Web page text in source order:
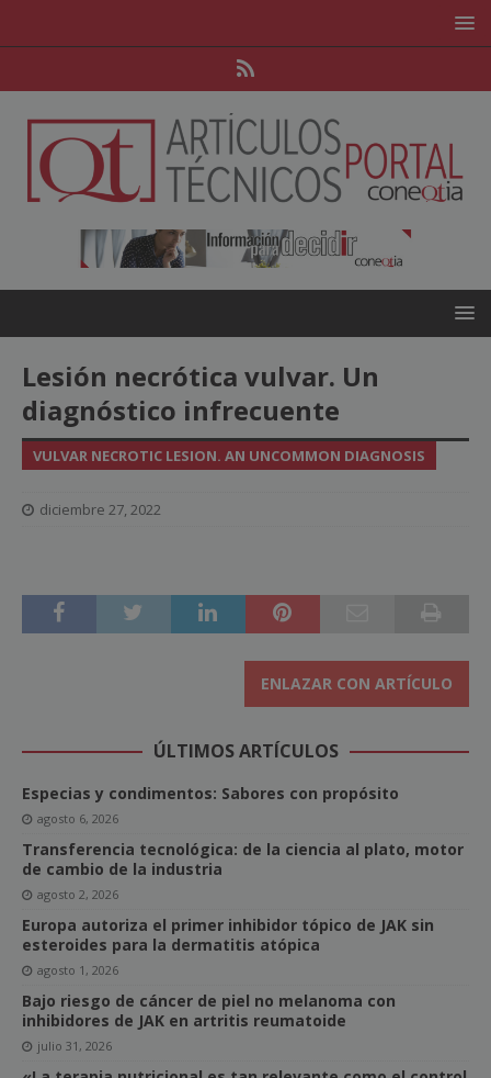
Lesión necrótica vulvar. Un
diagnóstico infrecuente
VULVAR NECROTIC LESION. AN UNCOMMON DIAGNOSIS
diciembre 27, 2022
ENLAZAR CON ARTÍCULO
ÚLTIMOS ARTÍCULOS
Especias y condimentos: Sabores con propósito
agosto 6, 2026
Transferencia tecnológica: de la ciencia al plato, motor
de cambio de la industria
agosto 2, 2026
Europa autoriza el primer inhibidor tópico de JAK sin
esteroides para la dermatitis atópica
agosto 1, 2026
Bajo riesgo de cáncer de piel no melanoma con
inhibidores de JAK en artritis reumatoide
julio 31, 2026